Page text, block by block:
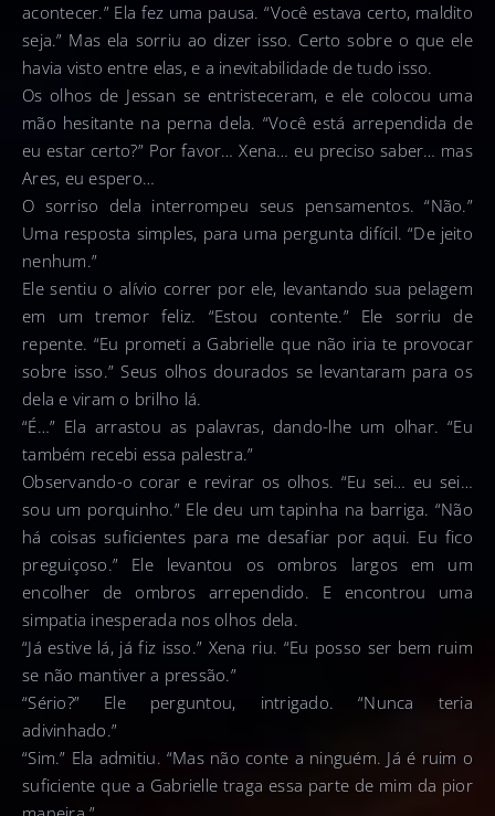
acontecer.” Ela fez uma pausa. “Você estava certo, maldito
seja.” Mas ela sorriu ao dizer isso. Certo sobre o que ele
havia visto entre elas, e a inevitabilidade de tudo isso.
Os olhos de Jessan se entristeceram, e ele colocou uma
mão hesitante na perna dela. “Você está arrependida de
eu estar certo?” Por favor… Xena… eu preciso saber… mas
Ares, eu espero…
O sorriso dela interrompeu seus pensamentos. “Não.”
Uma resposta simples, para uma pergunta difícil. “De jeito
nenhum.”
Ele sentiu o alívio correr por ele, levantando sua pelagem
em um tremor feliz. “Estou contente.” Ele sorriu de
repente. “Eu prometi a Gabrielle que não iria te provocar
sobre isso.” Seus olhos dourados se levantaram para os
dela e viram o brilho lá.
“É…” Ela arrastou as palavras, dando-lhe um olhar. “Eu
também recebi essa palestra.”
Observando-o corar e revirar os olhos. “Eu sei… eu sei…
sou um porquinho.” Ele deu um tapinha na barriga. “Não
há coisas suficientes para me desafiar por aqui. Eu fico
preguiçoso.” Ele levantou os ombros largos em um
encolher de ombros arrependido. E encontrou uma
simpatia inesperada nos olhos dela.
“Já estive lá, já fiz isso.” Xena riu. “Eu posso ser bem ruim
se não mantiver a pressão.”
“Sério?” Ele perguntou, intrigado. “Nunca teria
adivinhado.”
“Sim.” Ela admitiu. “Mas não conte a ninguém. Já é ruim o
suficiente que a Gabrielle traga essa parte de mim da pior